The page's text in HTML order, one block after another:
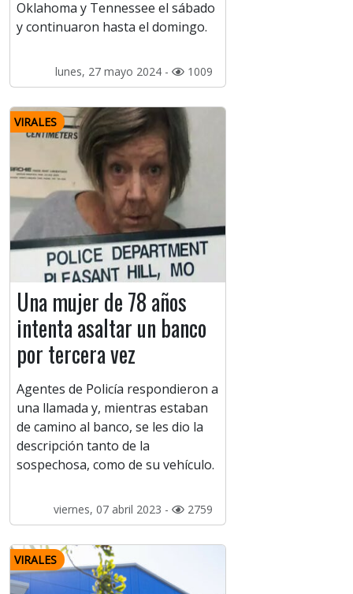
Oklahoma y Tennessee el sábado
y continuaron hasta el domingo.
lunes, 27 mayo 2024 - 1009
VIRALES
Una mujer de 78 años
intenta asaltar un banco
por tercera vez
Agentes de Policía respondieron a
una llamada y, mientras estaban
de camino al banco, se les dio la
descripción tanto de la
sospechosa, como de su vehículo.
viernes, 07 abril 2023 - 2759
VIRALES